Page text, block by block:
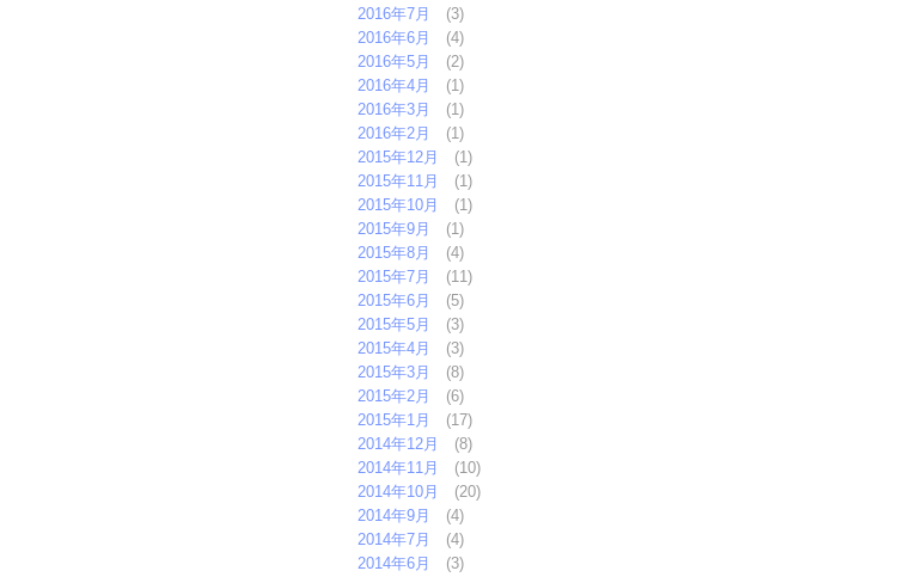
2016年7月
(3)
2016年6月
(4)
2016年5月
(2)
2016年4月
(1)
2016年3月
(1)
2016年2月
(1)
2015年12月
(1)
2015年11月
(1)
2015年10月
(1)
2015年9月
(1)
2015年8月
(4)
2015年7月
(11)
2015年6月
(5)
2015年5月
(3)
2015年4月
(3)
2015年3月
(8)
2015年2月
(6)
2015年1月
(17)
2014年12月
(8)
2014年11月
(10)
2014年10月
(20)
2014年9月
(4)
2014年7月
(4)
2014年6月
(3)